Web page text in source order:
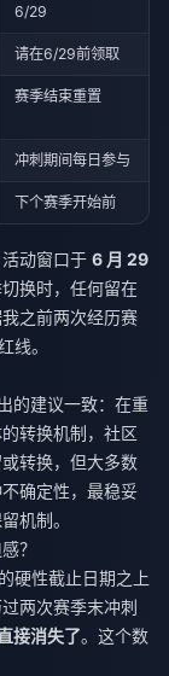
6/29
请在6/29前领取
赛季结束重置
冲刺期间每日参与
下个赛季开始前
动窗口于 6 月 29
换时，任何留在
之前两次经历赛
线。
的建议一致：在重
转换机制，社区
转换，但大多数
确定性，最稳妥
机制。
？
硬性截止日期之上
两次赛季末冲刺
接消失了。这个数